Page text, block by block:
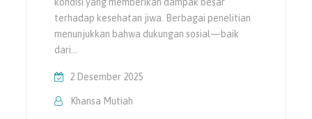
terhadap kesehatan jiwa. Berbagai penelitian
menunjukkan bahwa dukung­an sosial—baik
dari…
2 Desember 2025
Khansa Mutiah